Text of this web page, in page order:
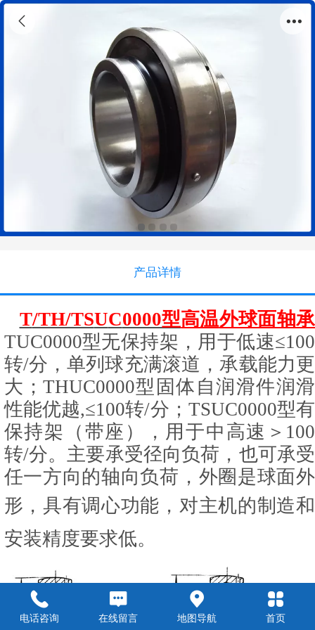
产品详情
T/TH/TSUC0000型高温外球面轴承
TUC0000型无保持架，用于低速≤100
转/分，单列球充满滚道，承载能力更
大 ；THUC0000型固体自润滑件润滑
性能优越,≤1 00转/分 ； TSUC0000型有
保持架（ 带座），用于中高速＞100
转/分。 主要承受径向负荷，也可承受
任一方向的轴向负荷 ， 外圈是球面外
形， 具有调心功能，对主机的制造和
安装精度要求低。
电话咨询 在线留言 地图导航 首页